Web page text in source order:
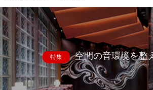
特集 空間の音環境を整